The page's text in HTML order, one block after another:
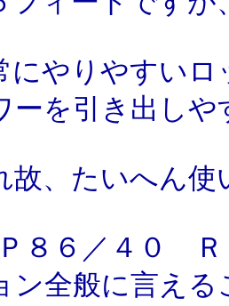
やりやすいロ
ーを引き出しや
、たいへん使
８６／４０
ン全般に言え